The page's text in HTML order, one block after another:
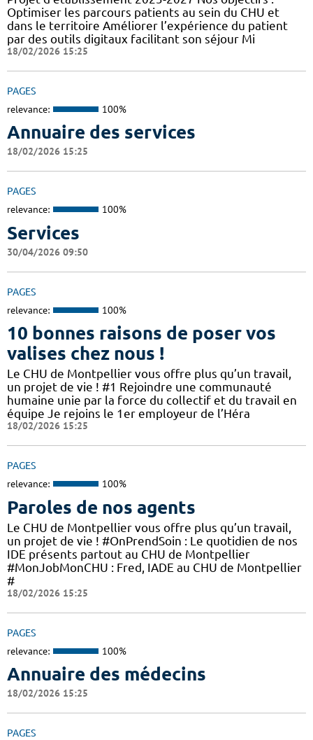
Optimiser les parcours patients au sein du CHU et
dans le territoire Améliorer l’expérience du patient
par des outils digitaux facilitant son séjour Mi
18/02/2026 15:25
PAGES
relevance: 100%
Annuaire des services
18/02/2026 15:25
PAGES
relevance: 100%
Services
30/04/2026 09:50
PAGES
relevance: 100%
10 bonnes raisons de poser vos
valises chez nous !
Le CHU de Montpellier vous offre plus qu’un travail,
un projet de vie ! #1 Rejoindre une communauté
humaine unie par la force du collectif et du travail en
équipe Je rejoins le 1er employeur de l’Héra
18/02/2026 15:25
PAGES
relevance: 100%
Paroles de nos agents
Le CHU de Montpellier vous offre plus qu’un travail,
un projet de vie ! #OnPrendSoin : Le quotidien de nos
IDE présents partout au CHU de Montpellier
#MonJobMonCHU : Fred, IADE au CHU de Montpellier
#
18/02/2026 15:25
PAGES
relevance: 100%
Annuaire des médecins
18/02/2026 15:25
PAGES